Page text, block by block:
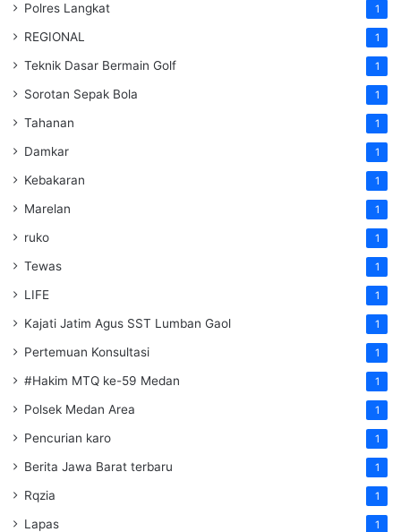
Polres Langkat 1
REGIONAL 1
Teknik Dasar Bermain Golf 1
Sorotan Sepak Bola 1
Tahanan 1
Damkar 1
Kebakaran 1
Marelan 1
ruko 1
Tewas 1
LIFE 1
Kajati Jatim Agus SST Lumban Gaol 1
Pertemuan Konsultasi 1
#Hakim MTQ ke-59 Medan 1
Polsek Medan Area 1
Pencurian karo 1
Berita Jawa Barat terbaru 1
Rqzia 1
Lapas 1